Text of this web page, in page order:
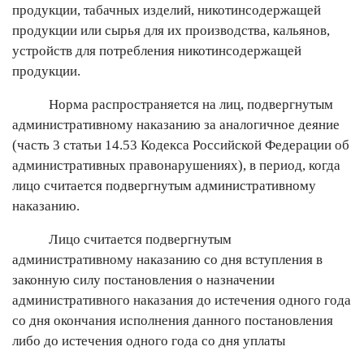
продукции, табачных изделий, никотинсодержащей
продукции или сырья для их производства, кальянов,
устройств для потребления никотинсодержащей
продукции.
Норма распространяется на лиц, подвергнутым
административному наказанию за аналогичное деяние
(часть 3 статьи 14.53 Кодекса Российской Федерации об
административных правонарушениях), в период, когда
лицо считается подвергнутым административному
наказанию.
Лицо считается подвергнутым
административному наказанию со дня вступления в
законную силу постановления о назначении
административного наказания до истечения одного года
со дня окончания исполнения данного постановления
либо до истечения одного года со дня уплаты